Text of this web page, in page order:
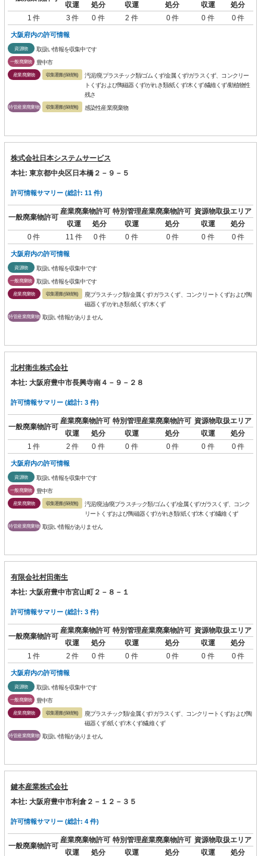
収運 処分 収運 処分 収運
処分
1 件
3 件 0 件 2 件 0 件 0 件 0 件
大阪府内の許可情報
資源物 取扱い情報を収集中です
一般廃棄物 豊中市
産業廃棄物 収集運搬(保積無)
汚泥/廃プラスチック類/ゴムくず/金属くず/ガラスくず、コンクリー
トくずおよび陶磁器くず/がれき類/紙くず/木くず/繊維くず/動植物性
残さ
特管産業廃棄物 収集運搬(保積無) 感染性産業廃棄物
株式会社日本システムサービス
本社: 東京都中央区日本橋２－９－５
許可情報サマリー (総計: 11 件)
一般廃棄物許可
産業廃棄物許可 特別管理産業廃棄物許可 資源物取扱エリア
収運
処分 収運 処分 収運
処分
0 件
11 件 0 件 0 件 0 件 0 件 0 件
大阪府内の許可情報
資源物 取扱い情報を収集中です
一般廃棄物 取扱い情報を収集中です
産業廃棄物 収集運搬(保積無)
廃プラスチック類/金属くず/ガラスくず、コンクリートくずおよび陶
磁器くず/がれき類/紙くず/木くず
特管産業廃棄物 取扱い情報がありません
北村衛生株式会社
本社: 大阪府豊中市長興寺南４－９－２８
許可情報サマリー (総計: 3 件)
一般廃棄物許可
産業廃棄物許可 特別管理産業廃棄物許可 資源物取扱エリア
収運
処分 収運 処分 収運
処分
1 件
2 件 0 件 0 件 0 件 0 件 0 件
大阪府内の許可情報
資源物 取扱い情報を収集中です
一般廃棄物 豊中市
産業廃棄物 収集運搬(保積無)
汚泥/廃油/廃プラスチック類/ゴムくず/金属くず/ガラスくず、コンク
リートくずおよび陶磁器くず/がれき類/紙くず/木くず/繊維くず
特管産業廃棄物 取扱い情報がありません
有限会社村田衛生
本社: 大阪府豊中市宮山町２－８－１
許可情報サマリー (総計: 3 件)
一般廃棄物許可
産業廃棄物許可 特別管理産業廃棄物許可 資源物取扱エリア
収運
処分 収運 処分 収運
処分
1 件
2 件 0 件 0 件 0 件 0 件 0 件
大阪府内の許可情報
資源物 取扱い情報を収集中です
一般廃棄物 豊中市
産業廃棄物 収集運搬(保積無)
廃プラスチック類/金属くず/ガラスくず、コンクリートくずおよび陶
磁器くず/紙くず/木くず/繊維くず
特管産業廃棄物 取扱い情報がありません
鍵本産業株式会社
本社: 大阪府豊中市利倉２－１２－３５
許可情報サマリー (総計: 4 件)
一般廃棄物許可
産業廃棄物許可 特別管理産業廃棄物許可 資源物取扱エリア
収運
処分 収運 処分 収運
処分